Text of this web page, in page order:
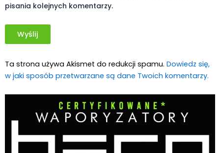
pisania kolejnych komentarzy.
Ta strona używa Akismet do redukcji spamu. Dowiedz się,
w jaki sposób przetwarzane są dane Twoich komentarzy.